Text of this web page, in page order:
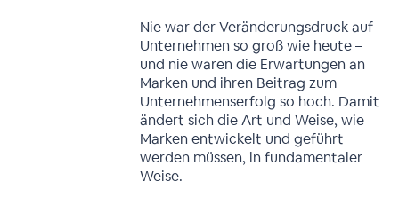
Nie war der Veränderungsdruck auf
Unternehmen so groß wie heute –
und nie waren die Erwartungen an
Marken und ihren Beitrag zum
Unternehmenserfolg so hoch. Damit
ändert sich die Art und Weise, wie
Marken entwickelt und geführt
werden müssen, in fundamentaler
Weise.